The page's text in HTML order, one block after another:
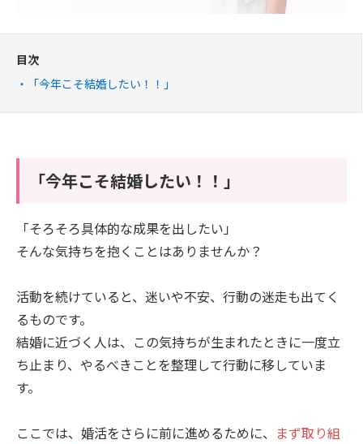
目次
「今年こそ結婚したい！！」
「今年こそ結婚したい！！」
「そろそろ具体的な成果を出したい」
そんな気持ちを抱くことはありませんか？
活動を続けていると、迷いや不安、行動の迷走も出てく
るものです。
結婚に近づく人は、この気持ちが生まれたときに一度立
ち止まり、やるべきことを整理して行動に移していま
す。
ここでは、婚活をさらに前に進めるために、 まず取り組